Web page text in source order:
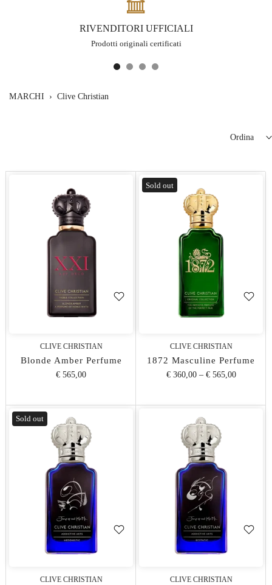
RIVENDITORI UFFICIALI
Prodotti originali certificati
MARCHI ›Clive Christian
Ordina
CLIVE CHRISTIAN
Blonde Amber Perfume
€ 565,00
Sold out
CLIVE CHRISTIAN
1872 Masculine Perfume
€ 360,00 – € 565,00
Sold out
CLIVE CHRISTIAN CLIVE CHRISTIAN